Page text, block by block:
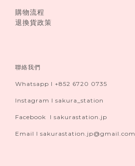
購物流程
退換貨政策
聯絡我們
Whatsapp I +852 6720 0735
Instagram I sakura_station
Facebook I sakurastation.jp
Email I sakurastation.jp@gmail.com